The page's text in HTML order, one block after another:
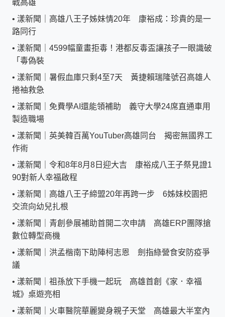
戰高雄
• 漾新聞｜高雄八王子姊妹情20年 康裕成：珍貴的是一
路同行
• 漾新聞｜4599幅童畫拒毒！港都反毒盃讓孩子一眼識破
「毒偽裝
• 漾新聞｜暑假血庫只剩4至7天 黃捷賴瑞隆號召高雄人
捲袖救急
• 漾新聞｜免費學AI還能領補助 義守大學24席直通車用
製造職場
• 漾新聞｜英美韓百萬YouTuber高雄同台 揭密無國界工
作術
• 漾新聞｜令和8年8月8日迎大吉 康裕成八王子祭見證1
90對新人幸福啟程
• 漾新聞｜高雄八王子締盟20年再跨一步 6姊妹校園把
交流向幼兒扎根
• 漾新聞｜青創參展補助首開二次申請 高雄ERP團隊搶
數位轉型商機
• 漾新聞｜洪孟楷南下助陣柯志恩 劍指綠營食安防疫爭
議
• 漾新聞｜祖孫放下手機一起玩 高雄首創《家．幸福
城》桌遊亮相
• 漾新聞｜火車醫院華麗變身親子天堂 高雄最大半室內